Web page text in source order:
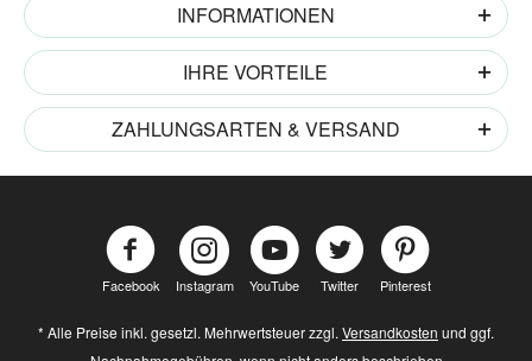
INFORMATIONEN
IHRE VORTEILE
ZAHLUNGSARTEN & VERSAND
Facebook Instagram YouTube Twitter Pinterest
* Alle Preise inkl. gesetzl. Mehrwertsteuer zzgl. Versandkosten und ggf.